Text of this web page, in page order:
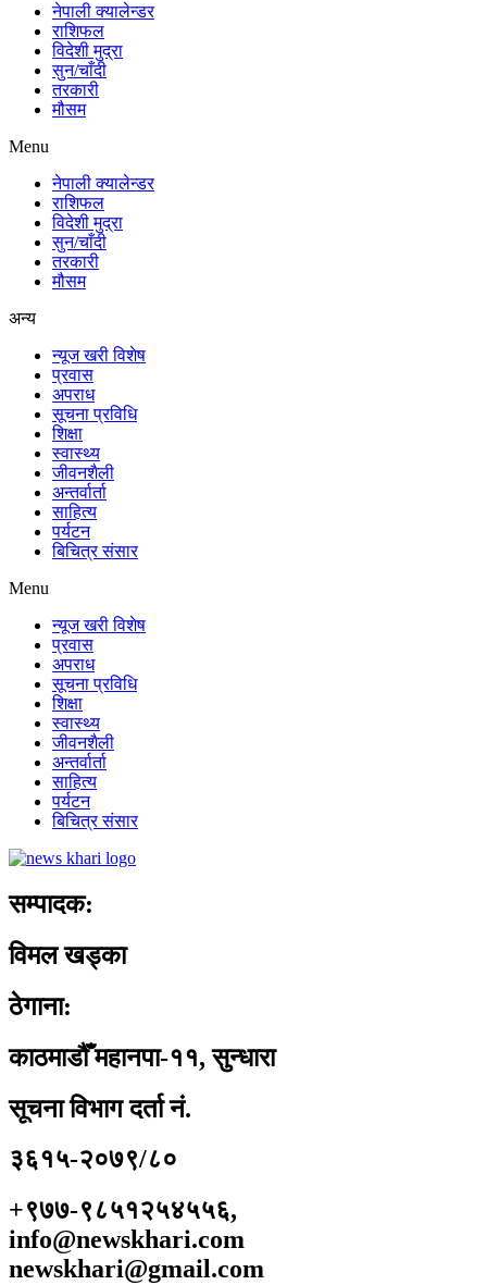
नेपाली क्यालेन्डर
राशिफल
विदेशी मुद्रा
सुन/चाँदी
तरकारी
मौसम
Menu
नेपाली क्यालेन्डर
राशिफल
विदेशी मुद्रा
सुन/चाँदी
तरकारी
मौसम
अन्य
न्यूज खरी विशेष
प्रवास
अपराध
सूचना प्रविधि
शिक्षा
स्वास्थ्य
जीवनशैली
अन्तर्वार्ता
साहित्य
पर्यटन
बिचित्र संसार
Menu
न्यूज खरी विशेष
प्रवास
अपराध
सूचना प्रविधि
शिक्षा
स्वास्थ्य
जीवनशैली
अन्तर्वार्ता
साहित्य
पर्यटन
बिचित्र संसार
सम्पादक:
विमल खड्का
ठेगाना:
काठमाडौँ महानपा-११, सुन्धारा
सूचना विभाग दर्ता नं.
३६१५-२०७९/८०
+९७७-९८५१२५४५५६,
info@newskhari.com
newskhari@gmail.com